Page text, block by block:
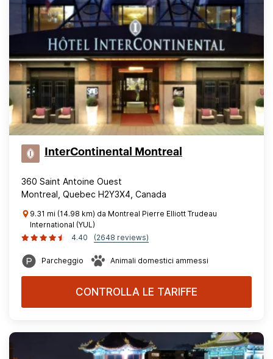
InterContinental Montreal
360 Saint Antoine Ouest
Montreal, Quebec H2Y3X4, Canada
9.31 mi (14.98 km) da Montreal Pierre Elliott Trudeau
International (YUL)
4.40
(2648 reviews)
Parcheggio Animali domestici ammessi
CONTROLLA LE TARIFFE